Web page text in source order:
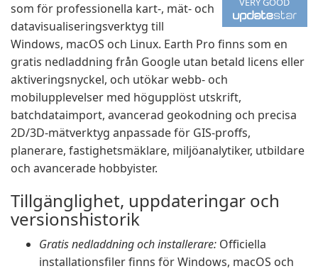
som för professionella kart-, mät- och
datavisualiseringsverktyg till
Windows, macOS och Linux. Earth Pro finns som en
gratis nedladdning från Google utan betald licens eller
aktiveringsnyckel, och utökar webb- och
mobilupplevelser med högupplöst utskrift,
batchdataimport, avancerad geokodning och precisa
2D/3D-mätverktyg anpassade för GIS-proffs,
planerare, fastighetsmäklare, miljöanalytiker, utbildare
och avancerade hobbyister.
Tillgänglighet, uppdateringar och
versionshistorik
Gratis nedladdning och installerare: Officiella
installationsfiler finns för Windows, macOS och